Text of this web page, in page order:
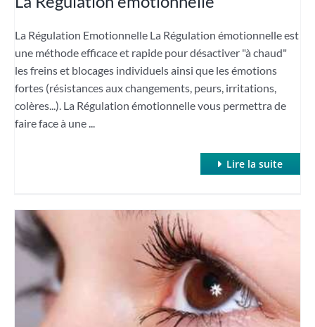
La Régulation Emotionnelle La Régulation émotionnelle est
une méthode efficace et rapide pour désactiver "à chaud"
les freins et blocages individuels ainsi que les émotions
fortes (résistances aux changements, peurs, irritations,
colères...). La Régulation émotionnelle vous permettra de
faire face à une ...
Lire la suite